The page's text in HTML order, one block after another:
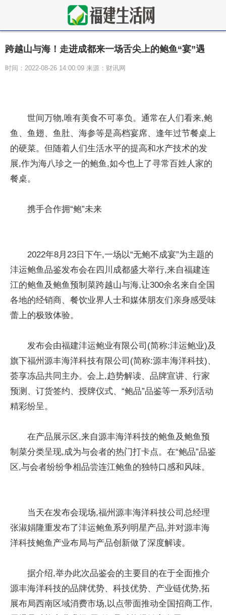
跨越山与海！走进成都来一场舌尖上的鲍鱼“宴”遇
时间：2022-08-26 14:00:09 来源：财讯网
世间万物,唯有美食不可辜负。通常在人们看来,鲍
鱼、鱼翅、鱼肚、海参等是高档宴席、逢年过节餐桌上
的硬菜。但随着人们生活水平的提高和水产技术的发
展,作为海八珍之一的鲍鱼,如今也上了寻常百姓人家的
餐桌。
携手合作拥“鲍”未来
2022年8月23日下午,一场以“无鲍不成宴”为主题的
沣运鲍鱼品鉴发布会在四川成都盛大举行,来自福建连
江的鲍鱼及鲍鱼预制菜跨越山与海,让300余名来自全国
各地的经销商、餐饮业界人士和媒体朋友们亲身感受味
蕾上的极致体验。
发布会由福建沣运鲍业有限公司(简称:沣运鲍业)及
旗下福州源丰海洋科技有限公司(简称:源丰海洋科技)、
荟享冻品共同主办。会上,趋势解读、品牌宣讲、行家
预测、订货签约、授牌仪式、“鲍品”品鉴等一系列活动
精彩纷呈。
在产品展示区,来自源丰海洋科技的鲍鱼及鲍鱼预
制菜分类呈现,成为与会者的热门打卡点。在“鲍品”品鉴
区,与会者纷纷争相品尝连江鲍鱼的独特口感和风味。
当天在发布会现场,福州源丰海洋科技公司总经理
张淑娟隆重发布了沣运鲍鱼系列明星产品,并对源丰海
洋科技鲍鱼产业布局与产品创新做了深度解读。
据介绍,举办此次品鉴会的主要目的在于全面推介
源丰海洋科技的品牌优势、科技优势、产业链优势,拓
展布局西南区域消费市场,以点带面推动全国招商工作,